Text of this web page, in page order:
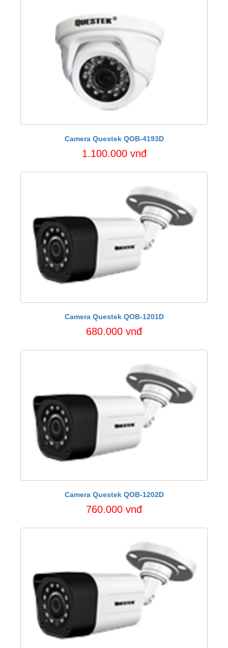
Camera Questek QOB-4193D
1.100.000 vnđ
Camera Questek QOB-1201D
680.000 vnđ
Camera Questek QOB-1202D
760.000 vnđ